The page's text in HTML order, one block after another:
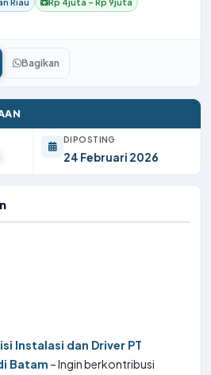
Bagikan
DIPOSTING
24 Februari 2026
Instalasi dan Driver PT
Batam – Ingin berkontribusi